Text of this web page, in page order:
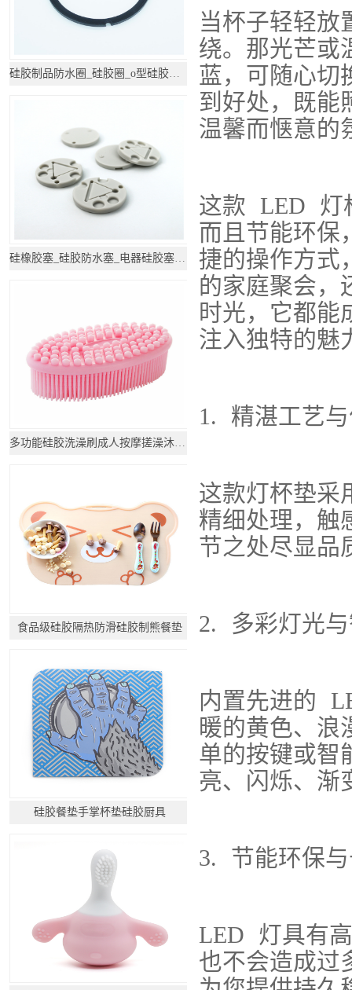
当杯子轻轻放
绕。那光芒或
蓝，可随心切
到好处，既能
温馨而惬意的
这款 LED 灯
而且节能环保
捷的操作方式
的家庭聚会，
时光，它都能
注入独特的魅
1. 精湛工艺
这款灯杯垫采
精细处理，触
节之处尽显品
2. 多彩灯光
内置先进的
暖的黄色、浪
单的按键或智
亮、闪烁、渐
3. 节能环保
LED 灯具有
也不会造成过
硅胶制品防水圈_硅胶圈_o型硅胶圈-帝博硅胶
硅橡胶塞_硅胶防水塞_电器硅胶塞_硅胶制品
多功能硅胶洗澡刷成人按摩搓澡沐浴刷_硅胶制品定制
食品级硅胶隔热防滑硅胶制熊餐垫
硅胶餐垫手掌杯垫硅胶厨具